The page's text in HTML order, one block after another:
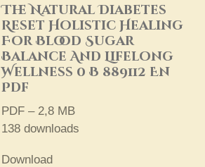
The Natural Diabetes
Reset Holistic Healing
For Blood Sugar
Balance And Lifelong
Wellness 0 B 889112 En
Pdf
PDF – 2,8 MB
138 downloads
Download